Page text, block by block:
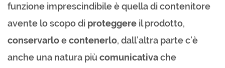
funzione imprescindibile è quella di contenitore
avente lo scopo di proteggere il prodotto,
conservarloecontenerlo, dall’altra parte c’è
anche una natura piùcomunicativache